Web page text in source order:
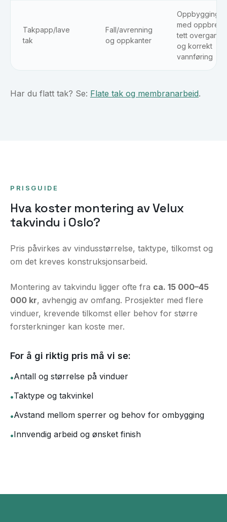
Takpapp/lave
tak
Fall/avrenning
og oppkanter
Oppbygging
med oppbrett,
tett overgang
og korrekt
vannføring
Har du flatt tak? Se: Flate tak og membranarbeid.
PRISGUIDE
Hva koster montering av Velux
takvindu i Oslo?
Pris påvirkes av vindusstørrelse, taktype, tilkomst og
om det kreves konstruksjonsarbeid.
Montering av takvindu ligger ofte fra ca. 15 000–45
000 kr, avhengig av omfang. Prosjekter med flere
vinduer, krevende tilkomst eller behov for større
forsterkninger kan koste mer.
For å gi riktig pris må vi se:
•Antall og størrelse på vinduer
•Taktype og takvinkel
•Avstand mellom sperrer og behov for ombygging
•Innvendig arbeid og ønsket finish